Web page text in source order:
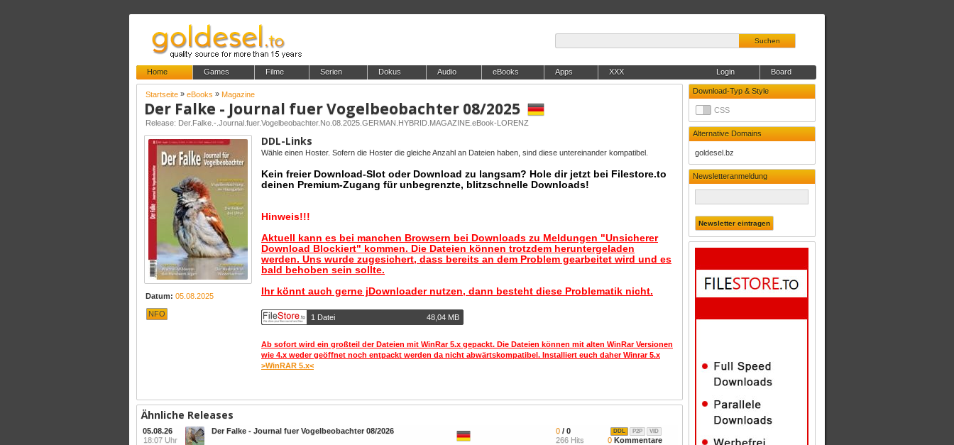
Suchen
Home Games Filme Serien Dokus Audio eBooks Apps XXX Board
Login
Download-Typ & Style
CSS
Alternative Domains
goldesel.bz
Newsletteranmeldung
Startseite » eBooks » Magazine
Der Falke - Journal fuer Vogelbeobachter 08/2025
Release: Der.Falke.-.Journal.fuer.Vogelbeobachter.No.08.2025.GERMAN.HYBRID.MAGAZINE.eBook-LORENZ
Datum: 05.08.2025
NFO
DDL-Links
Wähle einen Hoster. Sofern die Hoster die gleiche Anzahl an Dateien haben, sind diese untereinander kompatibel.
Kein freier Download-Slot oder Download zu langsam? Hole dir jetzt bei Filestore.to
deinen Premium-Zugang für unbegrenzte, blitzschnelle Downloads!
Hinweis!!!
Aktuell kann es bei manchen Browsern bei Downloads zu Meldungen "Unsicherer
Download Blockiert" kommen. Die Dateien können trotzdem heruntergeladen
werden. Uns wurde zugesichert, dass bereits an dem Problem gearbeitet wird und es
bald behoben sein sollte.
Ihr könnt auch gerne jDownloader nutzen, dann besteht diese Problematik nicht.
1 Datei 48,04 MB
Ab sofort wird ein großteil der Dateien mit WinRar 5.x gepackt. Die Dateien können mit alten WinRar Versionen
wie 4.x weder geöffnet noch entpackt werden da nicht abwärtskompatibel. Installiert euch daher Winrar 5.x
>WinRAR 5.x<
Ähnliche Releases
05.08.26
18:07 Uhr
Der Falke - Journal fuer Vogelbeobachter 08/2026 0 / 0
266 Hits
VID
P2P
DDL
0 Kommentare